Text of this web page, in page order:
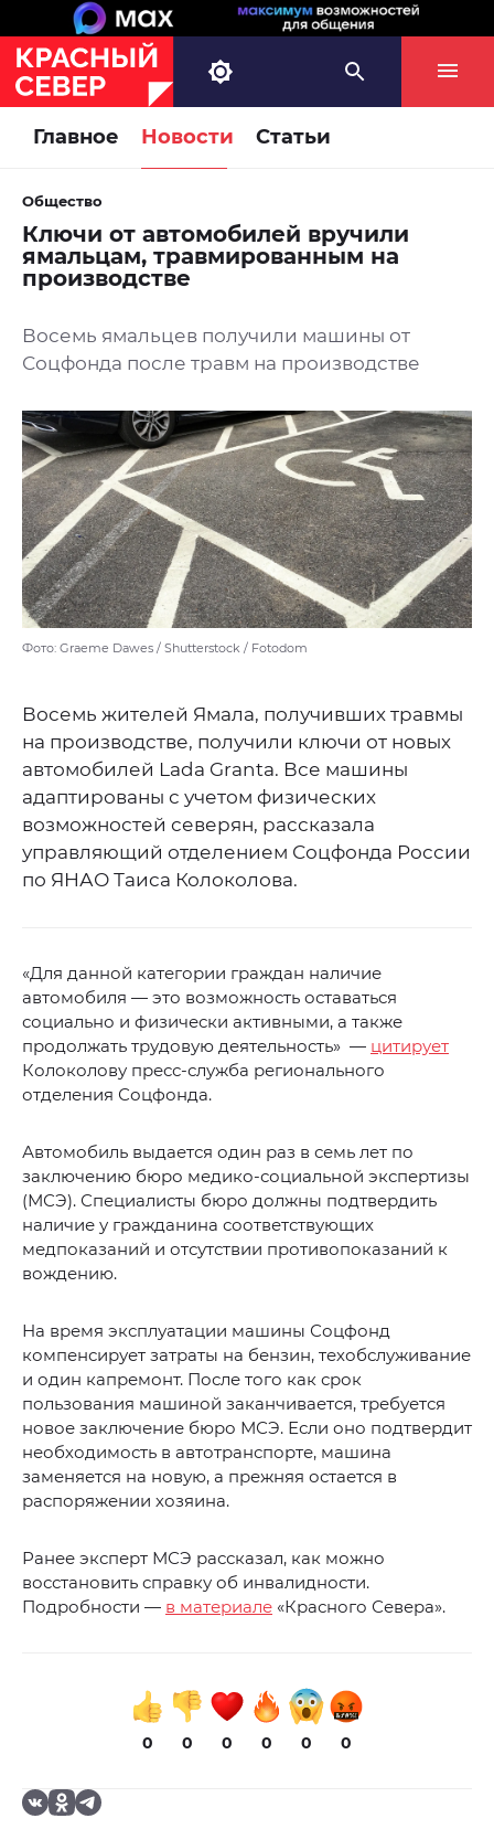
Главное Новости Статьи
Общество
Ключи от автомобилей вручили
ямальцам, травмированным на
производстве
Восемь ямальцев получили машины от
Соцфонда после травм на производстве
Фото: Graeme Dawes / Shutterstock / Fotodom
Восемь жителей Ямала, получивших травмы
на производстве, получили ключи от новых
автомобилей Lada Granta. Все машины
адаптированы с учетом физических
возможностей северян, рассказала
управляющий отделением Соцфонда России
по ЯНАО Таиса Колоколова.
«Для данной категории граждан наличие
автомобиля — это возможность оставаться
социально и физически активными, а также
продолжать трудовую деятельность» — цитирует
Колоколову пресс-служба регионального
отделения Соцфонда.
Автомобиль выдается один раз в семь лет по
заключению бюро медико-социальной экспертизы
(МСЭ). Специалисты бюро должны подтвердить
наличие у гражданина соответствующих
медпоказаний и отсутствии противопоказаний к
вождению.
На время эксплуатации машины Соцфонд
компенсирует затраты на бензин, техобслуживание
и один капремонт. После того как срок
пользования машиной заканчивается, требуется
новое заключение бюро МСЭ. Если оно подтвердит
необходимость в автотранспорте, машина
заменяется на новую, а прежняя остается в
распоряжении хозяина.
Ранее эксперт МСЭ рассказал, как можно
восстановить справку об инвалидности.
Подробности — в материале «Красного Севера».
0 0 0 0 0 0